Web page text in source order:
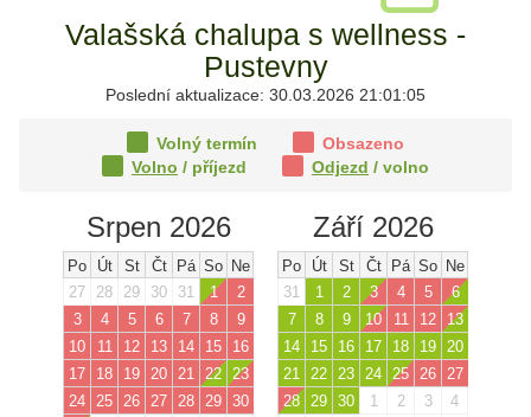
Valašská chalupa s wellness -
Pustevny
Poslední aktualizace: 30.03.2026 21:01:05
Volný termín
Obsazeno
Volno / příjezd Odjezd / volno
Srpen 2026
Po Út St Čt Pá So Ne
27
28 29 30 31 1
2
3
4 5 6 7 8
9
10
11 12 13 14 15
16
17
18 19 20 21 22
23
24
25 26 27 28 29 30
Září 2026
Po Út St Čt Pá So Ne
31
1 2 3 4 5
6
7
8 9 10 11 12
13
14
15 16 17 18 19
20
21
22 23 24 25 26
27
28
29 30 1 2 3
4